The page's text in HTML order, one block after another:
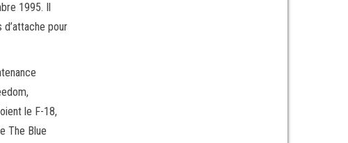
1995. Il
pour
le F-18,
The Blue